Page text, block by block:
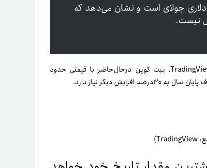
بیت کوین در حال شکستن سطح مقاومت ۳۱٬۵۰۰دلاری جولای است و نشان می‌دهد که
براساس اطلاعات منتشرشده از Cointelegraph Markets Pro و TradingView، بیت کوین درحال‌حاضر با قیمتی حدود